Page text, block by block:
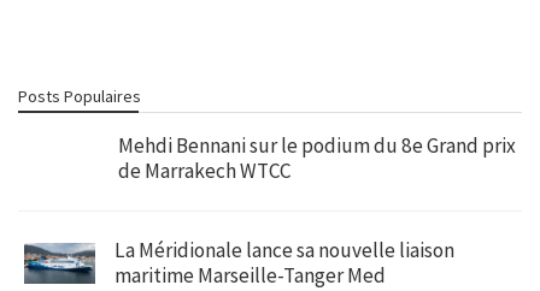
Posts Populaires
Mehdi Bennani sur le podium du 8e Grand prix
de Marrakech WTCC
La Méridionale lance sa nouvelle liaison
maritime Marseille-Tanger Med